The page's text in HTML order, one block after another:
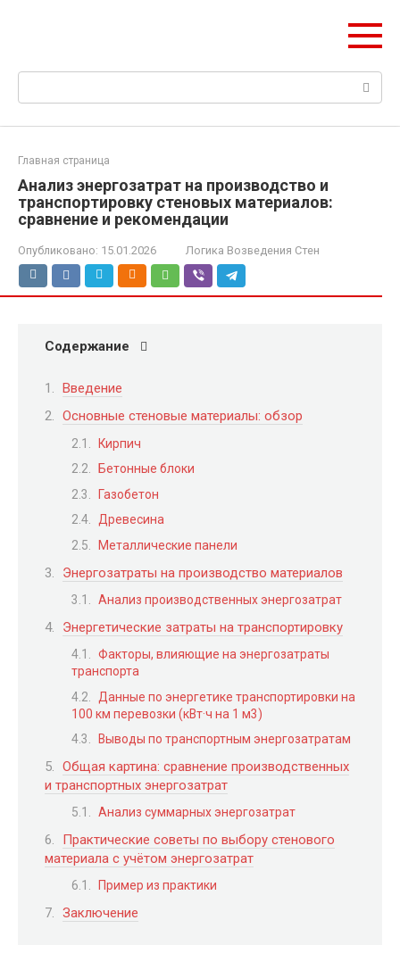
Поиск:
Главная страница
Анализ энергозатрат на производство и
транспортировку стеновых материалов:
сравнение и рекомендации
Опубликовано: 15.01.2026 Логика Возведения Стен
Содержание
Введение
Основные стеновые материалы: обзор
Кирпич
Бетонные блоки
Газобетон
Древесина
Металлические панели
Энергозатраты на производство материалов
Анализ производственных энергозатрат
Энергетические затраты на транспортировку
Факторы, влияющие на энергозатраты
транспорта
Данные по энергетике транспортировки на
100 км перевозки (кВт·ч на 1 м3)
Выводы по транспортным энергозатратам
Общая картина: сравнение производственных
и транспортных энергозатрат
Анализ суммарных энергозатрат
Практические советы по выбору стенового
материала с учётом энергозатрат
Пример из практики
Заключение